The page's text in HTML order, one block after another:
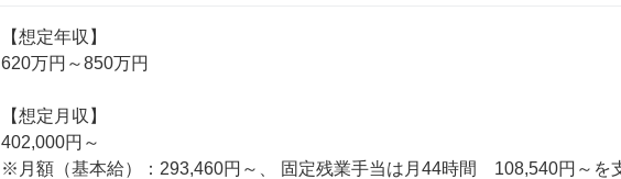
【想定年収】
620万円～850万円
【想定月収】
402,000円～
※月額（基本給）：293,460円～、 固定残業手当は月44時間　108,540円～を